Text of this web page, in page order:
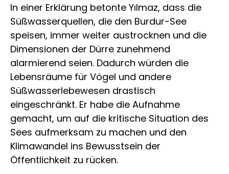
In einer Erklärung betonte Yılmaz, dass die
Süßwasserquellen, die den Burdur-See
speisen, immer weiter austrocknen und die
Dimensionen der Dürre zunehmend
alarmierend seien. Dadurch würden die
Lebensräume für Vögel und andere
Süßwasserlebewesen drastisch
eingeschränkt. Er habe die Aufnahme
gemacht, um auf die kritische Situation des
Sees aufmerksam zu machen und den
Klimawandel ins Bewusstsein der
Öffentlichkeit zu rücken.